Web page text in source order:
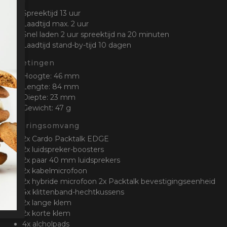
Spreektijd 13 uur
Laadtijd max. 2 uur
Snel laden 2 uur spreektijd na 20 minuten
Laadtijd stand-by-tijd 10 dagen
Afmetingen
Hoogte: 46 mm
Lengte: 84 mm
Diepte: 23 mm
Gewicht: 47 g
Leveringsomvang
2x Cardo Packtalk EDGE
2x luidspreker-boosters
2x paar 40 mm luidsprekers
2x kabelmicrofoon
2x hybride microfoon 2x Packtalk bevestigingseenheid
4x klittenband-hechtkussens
2x lange klem
2x korte klem
4x alcholpads